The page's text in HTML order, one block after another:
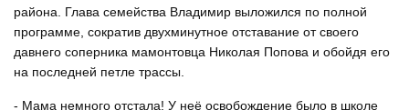
района. Глава семейства Владимир выложился по полной
программе, сократив двухминутное отставание от своего
давнего соперника мамонтовца Николая Попова и обойдя его
на последней петле трассы.
- Мама немного отстала! У неё освобождение было в школе